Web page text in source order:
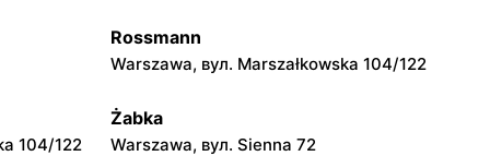
Gama
Rossmann
Warszawa, вул. Marszałkowska 104/122
104/122
Żabka
Warszawa, вул. Sienna 72